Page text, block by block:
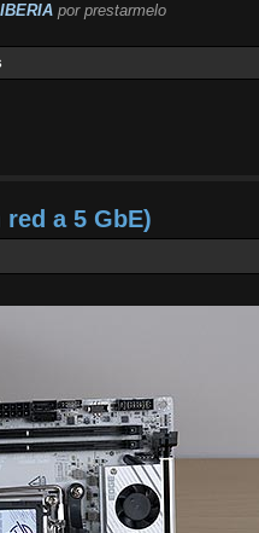
por prestarmelo
red a 5 GbE)